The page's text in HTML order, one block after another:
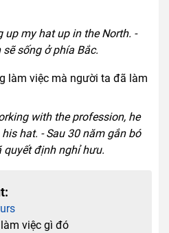
up my hat up in the North. -
sống ở phía Bắc.
làm việc mà người ta đã làm
with the profession, he
hat. - Sau 30 năm gắn bó
quyết định nghỉ hưu.
việc gì đó